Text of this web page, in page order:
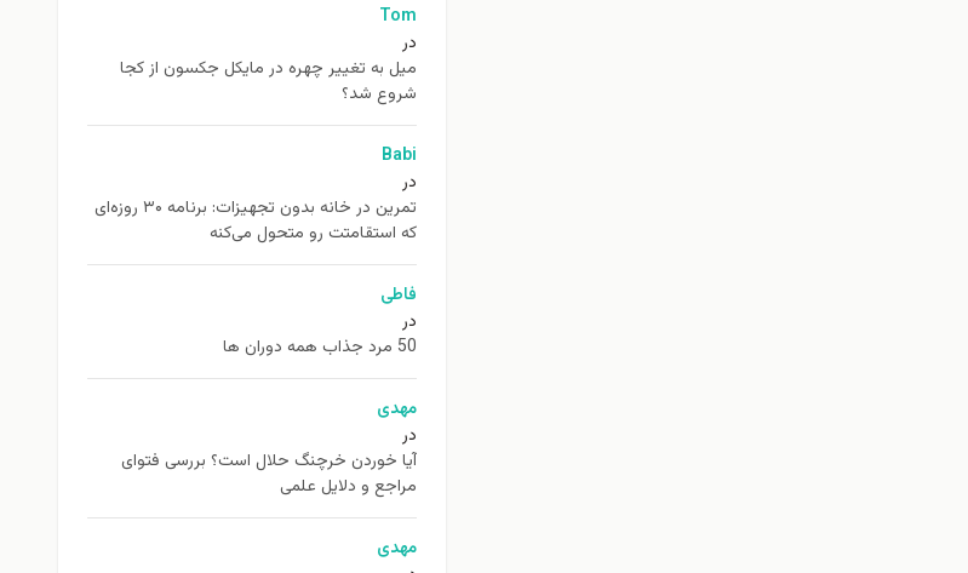
Tom
در
ميل به تغيير چهره در مایکل جکسون از كجا
شروع شد؟
Babi
در
تمرین در خانه بدون تجهیزات: برنامه ۳۰ روزه‌ای
که استقامتت رو متحول می‌کنه
فاطی
در
50 مرد جذاب همه دوران ها
مهدی
در
آیا خوردن خرچنگ حلال است؟ بررسی فتوای
مراجع و دلایل علمی
مهدی